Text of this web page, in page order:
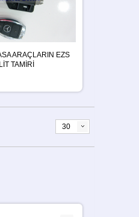
ARAÇLARIN EZS
TAMİRİ
30